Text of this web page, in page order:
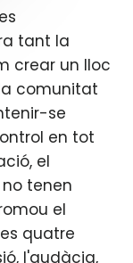
tant la
crear un lloc
comunitat
se
en tot
el
tenen
el
quatre
l'audàcia,